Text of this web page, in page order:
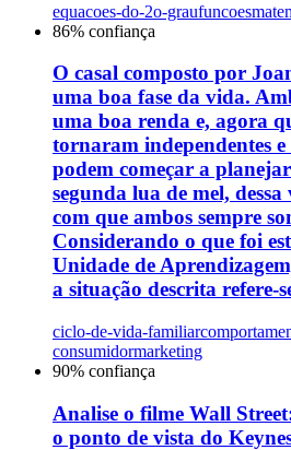
equacoes-do-2o-graufuncoes
86% confiança
O casal composto por
uma boa fase da vida.
uma boa renda e, agora
tornaram independentes
podem começar a
segunda lua de mel,
com que ambos sempre
Considerando o que foi
Unidade de
a situação descrita refere-
ciclo-de-vida-familiar
consumidormarketing
90% confiança
Analise o filme Wall
o ponto de vista do